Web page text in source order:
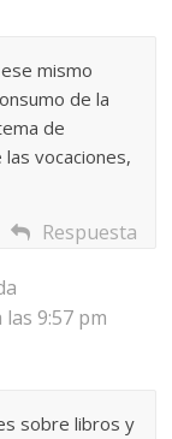
mismo
de la
de
vocaciones,
Respuesta
9:57 pm
sobre libros y